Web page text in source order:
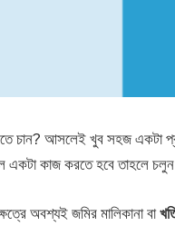
চান? আসলেই খুব সহজ একটা
একটা কাজ করতে হবে তাহলে
অবশ্যই জমির মালিকানা বা